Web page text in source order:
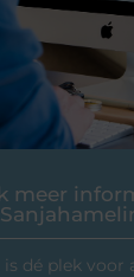
meer
dé plek voor